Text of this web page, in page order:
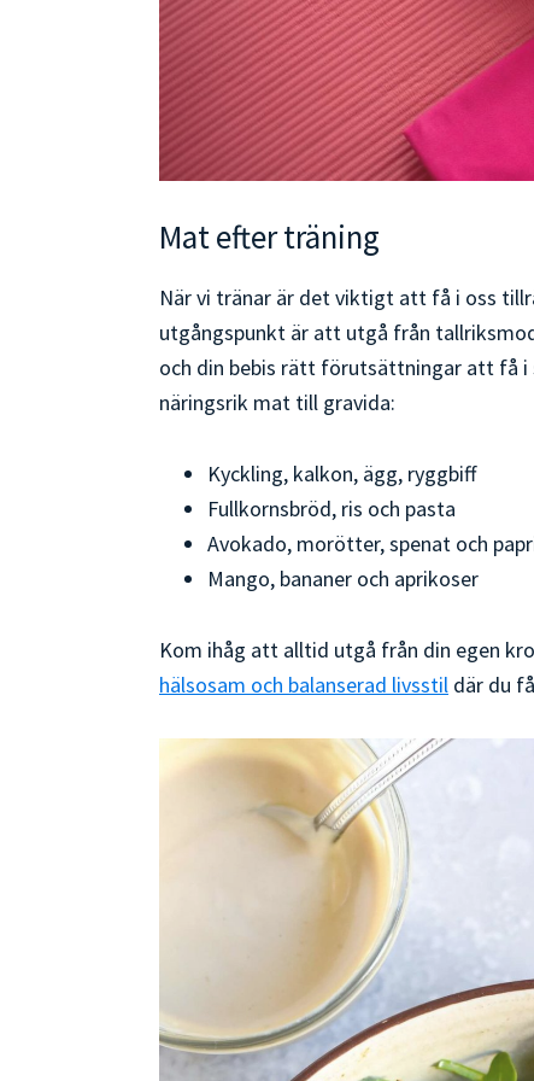
Mat efter träning
När vi tränar är det viktigt att få i oss
utgångspunkt är att utgå från
och din bebis rätt förutsättningar att få i
näringsrik mat till gravida:
Kyckling, kalkon, ägg, ryggbiff
Fullkornsbröd, ris och pasta
Avokado, morötter, spenat och
Mango, bananer och aprikoser
Kom ihåg att alltid utgå från din egen
hälsosam och balanserad livsstil där du